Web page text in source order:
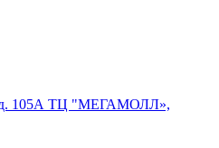
д. 105А ТЦ "МЕГАМОЛЛ»,